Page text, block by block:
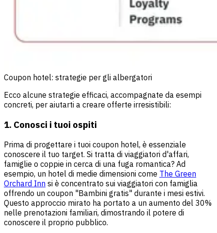
Coupon hotel: strategie per gli albergatori
Ecco alcune strategie efficaci, accompagnate da esempi
concreti, per aiutarti a creare offerte irresistibili:
1. Conosci i tuoi ospiti
Prima di progettare i tuoi coupon hotel, è essenziale
conoscere il tuo target. Si tratta di viaggiatori d'affari,
famiglie o coppie in cerca di una fuga romantica? Ad
esempio, un hotel di medie dimensioni come The Green
Orchard Inn si è concentrato sui viaggiatori con famiglia
offrendo un coupon "Bambini gratis" durante i mesi estivi.
Questo approccio mirato ha portato a un aumento del 30%
nelle prenotazioni familiari, dimostrando il potere di
conoscere il proprio pubblico.